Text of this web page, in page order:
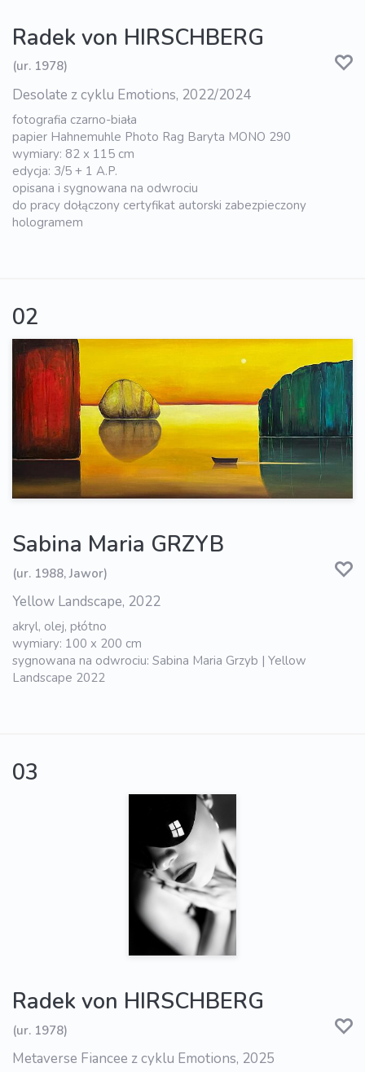
Radek von HIRSCHBERG
(ur. 1978)
Desolate z cyklu Emotions, 2022/2024
fotografia czarno-biała
papier Hahnemuhle Photo Rag Baryta MONO 290
wymiary: 82 x 115 cm
edycja: 3/5 + 1 A.P.
opisana i sygnowana na odwrociu
do pracy dołączony certyfikat autorski zabezpieczony
hologramem
02
Sabina Maria GRZYB
(ur. 1988, Jawor)
Yellow Landscape, 2022
akryl, olej, płótno
wymiary: 100 x 200 cm
sygnowana na odwrociu: Sabina Maria Grzyb | Yellow
Landscape 2022
03
Radek von HIRSCHBERG
(ur. 1978)
Metaverse Fiancee z cyklu Emotions, 2025